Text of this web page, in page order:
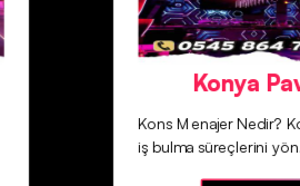
Konya
Kons Menajer Nedir?
iş bulma süreçlerini